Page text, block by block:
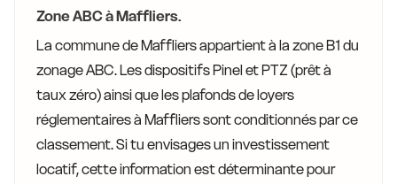
Zone ABC à Maffliers.
La commune de Maffliers appartient à la zone B1 du
zonage ABC. Les dispositifs Pinel et PTZ (prêt à
taux zéro) ainsi que les plafonds de loyers
réglementaires à Maffliers sont conditionnés par ce
classement. Si tu envisages un investissement
locatif, cette information est déterminante pour